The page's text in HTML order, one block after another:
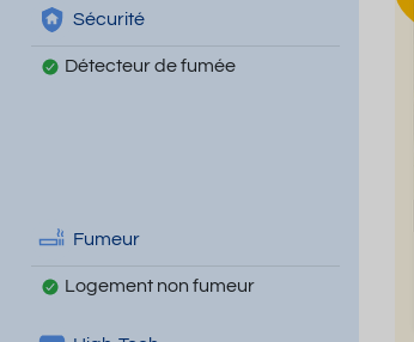
Sécurité
Détecteur de fumée
Fumeur
Logement non fumeur